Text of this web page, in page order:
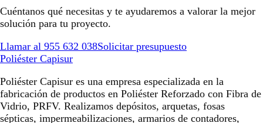
Cuéntanos qué necesitas y te ayudaremos a valorar la mejor
solución para tu proyecto.
Llamar al 955 632 038Solicitar presupuesto
Poliéster Capisur
Poliéster Capisur es una empresa especializada en la
fabricación de productos en Poliéster Reforzado con Fibra de
Vidrio, PRFV. Realizamos depósitos, arquetas, fosas
sépticas, impermeabilizaciones, armarios de contadores,